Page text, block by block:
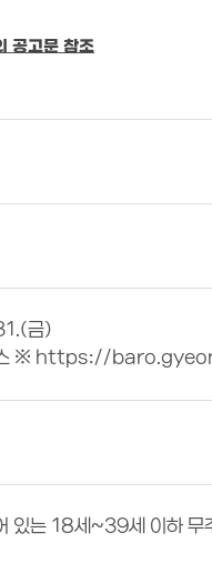
공고문 참조
금)
스 ※ https://
있는 18세~39세 이하 무